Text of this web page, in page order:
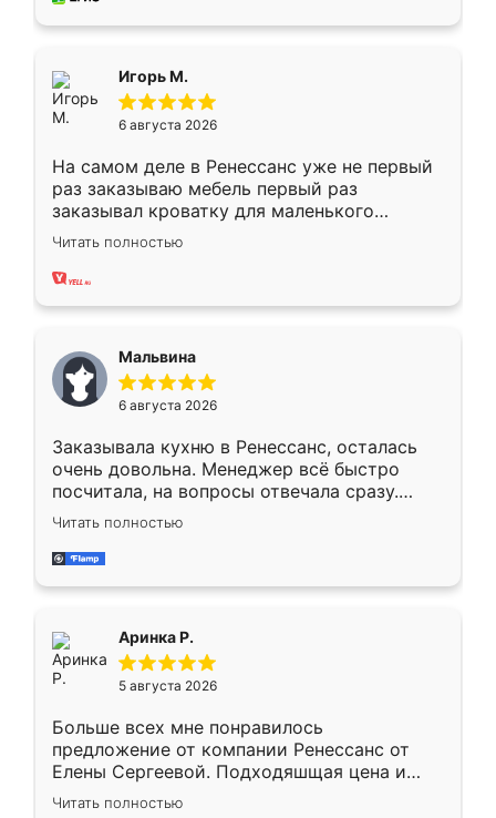
Игорь М.
6 августа 2026
На самом деле в Ренессанс уже не первый
раз заказываю мебель первый раз
заказывал кроватку для маленького
ребёнка при его рождении ,во второй раз
заказал шкаф-купе. По качеству очень
хорошее сборка достаточно быстрая,
меньше, здесь же он более разнообразный.
Мне нравится ,если что-то потребуется из
мебели буду заказывать только здесь.
Читать полностью
Мальвина
6 августа 2026
Заказывала кухню в Ренессанс, осталась
очень довольна. Менеджер всё быстро
посчитала, на вопросы отвечала сразу.
Замерщик приехал в субботу, подошёл к
делу со всей ответственностью. Собрали
за день, ребята работали аккуратно, даже
Читать полностью
Аринка Р.
5 августа 2026
Больше всех мне понравилось
предложение от компании Ренессанс от
Елены Сергеевой. Подходяшщая цена и
короткие сроки изготовления. Приехавший
Читать полностью